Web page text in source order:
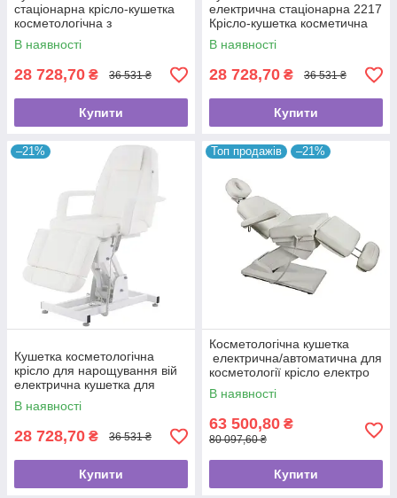
стаціонарна крісло-кушетка
косметологічна з
електроприводом для клініки
2217
В наявності
28 728,70 ₴ 36 531 ₴
Купити
електрична стаціонарна 2217
Крісло-кушетка косметична
автоматична
В наявності
28 728,70 ₴ 36 531 ₴
Купити
–21%
Кушетка косметологічна
крісло для нарощування вій
електрична кушетка для
косметолога ZD-831
В наявності
28 728,70 ₴ 36 531 ₴
Купити
Топ продажів –21%
Косметологічна кушетка
електрична/автоматична для
косметології крісло електро
2248 BY(електромотор)
В наявності
63 500,80 ₴
80 097,60 ₴
Купити